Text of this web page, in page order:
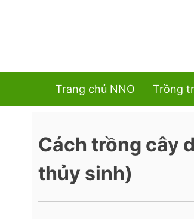
Trang chủ NNO Trồng
Cách trồng cây
thủy sinh)